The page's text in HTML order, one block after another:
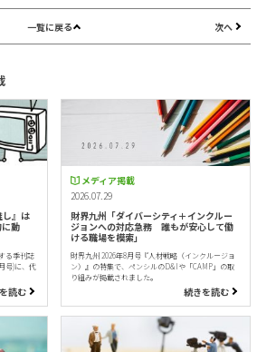
一覧に戻る 次へ
し』は
動
る季刊誌
号)に、代
読む
メディア掲載
2026.07.29
財界九州「ダイバーシティ＋インクルー
ジョンへの対応急務 誰もが安心して働
ける職場を模索」
財界九州 2026年8月号『人材戦略（インクルージョ
ン）』の特集で、ペンシルのD&Iや「CAMP」の取
り組みが掲載されました。
続きを読む